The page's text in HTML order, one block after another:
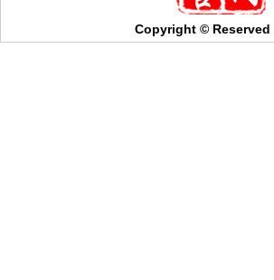
Copyright © Reserved